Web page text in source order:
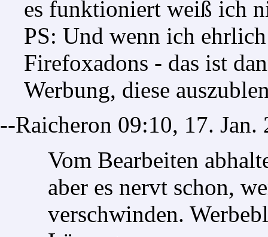
es funktioniert weiß ich
PS: Und wenn ich
Firefoxadons - das ist
Werbung, diese
--Raicheron 09:10, 17.
Vom Bearbeiten
aber es nervt schon,
verschwinden.